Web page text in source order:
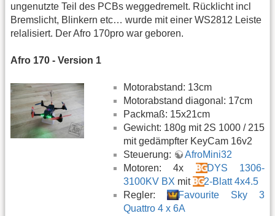
ungenutzte Teil des PCBs weggedremelt. Rücklicht incl
Bremslicht, Blinkern etc… wurde mit einer WS2812 Leiste
relalisiert. Der Afro 170pro war geboren.
Afro 170 - Version 1
Motorabstand: 13cm
Motorabstand diagonal: 17cm
Packmaß: 15x21cm
Gewicht: 180g mit 2S 1000 / 215
mit gedämpfter KeyCam 16v2
Steuerung:
AfroMini32
Motoren: 4x
DYS 1306-
3100KV BX mit
2-Blatt 4x4.5
Regler:
Favourite Sky 3
Quattro 4 x 6A